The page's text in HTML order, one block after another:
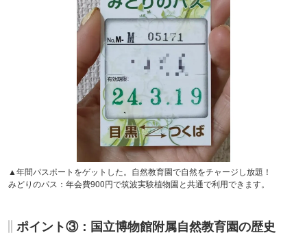
▲年間パスポートをゲットした。自然教育園で自然をチャージし放題！
みどりのパス：年会費900円で筑波実験植物園と共通で利用できます。
ポイント③：国立博物館附属自然教育園の歴史